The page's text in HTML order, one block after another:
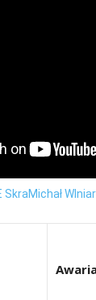
SkraMichał